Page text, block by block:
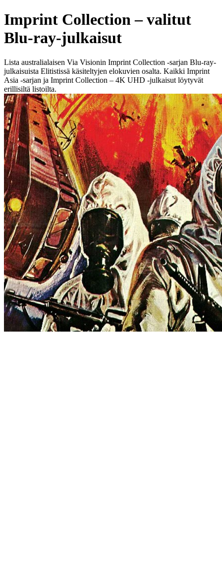
Imprint Collection – valitut
Blu-ray-julkaisut
Lista australialaisen Via Visionin Imprint Collection -sarjan Blu-ray-
julkaisuista Elitistissä käsiteltyjen elokuvien osalta. Kaikki Imprint
Asia -sarjan ja Imprint Collection – 4K UHD -julkaisut löytyvät
erillisiltä listoilta.